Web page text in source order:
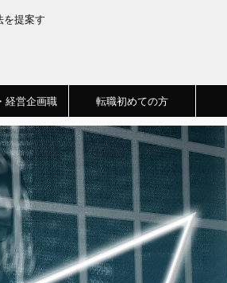
を提案す
経営企画職 転職初めての方